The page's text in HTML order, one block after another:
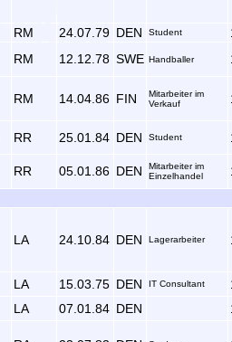
RM 24.07.79 DEN Student
RM 12.12.78 SWE Handballer
RM 14.04.86 FIN
Mitarbeiter im
Verkauf
RR 25.01.84 DEN Student
RR 05.01.86 DEN
Mitarbeiter im
Einzelhandel
LA 24.10.84 DEN Lagerarbeiter
LA 15.03.75 DEN IT Consultant
LA 07.01.84 DEN